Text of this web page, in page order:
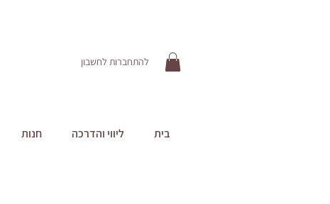
להתחברות לחשבון
בית ליווי והדרכה חנות